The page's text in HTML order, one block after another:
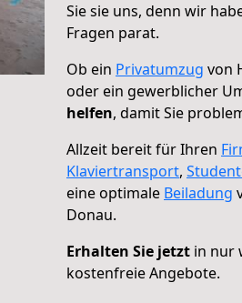
Sie sie uns, denn wir
Fragen parat.
Ob ein Privatumzug von
oder ein gewerblicher
helfen, damit Sie
Allzeit bereit für Ihren
Klaviertransport,
eine optimale Beiladung
Donau.
Erhalten Sie jetzt in nur
kostenfreie Angebote.